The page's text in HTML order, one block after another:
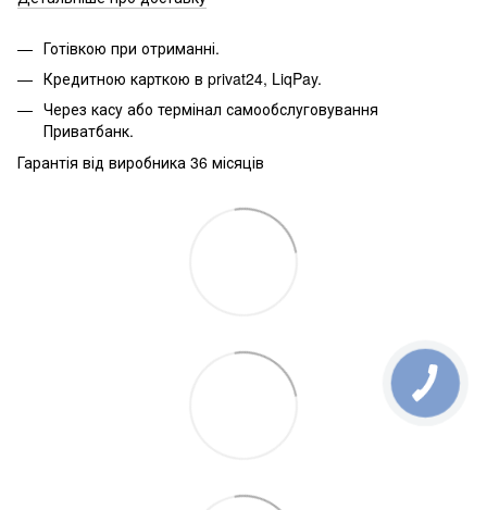
Готівкою при отриманні.
Кредитною карткою в privat24, LiqPay.
Через касу або термінал самообслуговування
Приватбанк.
Гарантія від виробника 36 місяців